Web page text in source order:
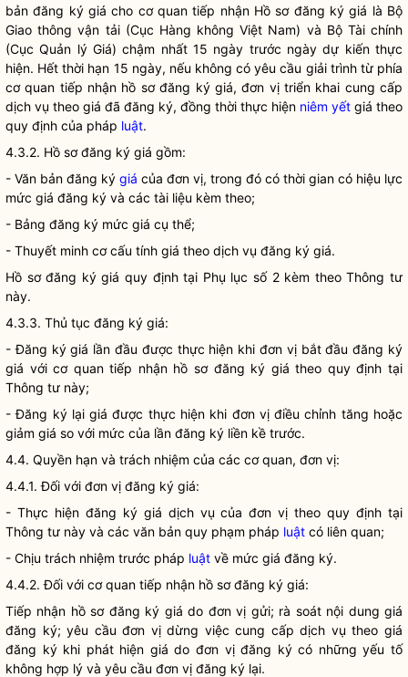
bản đăng ký giá cho cơ quan tiếp nhận Hồ sơ đăng kýgiá là Bộ
Giao thông vận tải (Cục Hàng không Việt Nam) và Bộ Tài chính
(Cục Quản lý Giá) chậm nhất 15 ngày trước ngày dự kiến thực
hiện. Hết thời hạn 15 ngày, nếu không có yêu cầu giải trình từ phía
cơ quan tiếp nhận hồ sơ đăng ký giá, đơn vị triển khai cung cấp
dịch vụ theo giá đã đăng ký, đồng thời thực hiện niêm yết giá theo
quy định của pháp luật.
4.3.2. Hồ sơ đăng ký giá gồm:
- Văn bản đăng ký giá của đơn vị, trong đó có thời gian có hiệu lực
mức giá đăng ký và các tài liệu kèm theo;
- Bảng đăng ký mức giá cụ thể;
- Thuyết minh cơ cấu tính giá theo dịch vụ đăng ký giá.
Hồ sơ đăng ký giá quy định tại Phụ lục số 2 kèm theo Thông tư
này.
4.3.3. Thủ tục đăng ký giá:
- Đăng kýgiá lần đầu được thực hiện khi đơn vị bắt đầu đăng ký
giá với cơ quan tiếp nhận hồ sơ đăng ký giá theo quy định tại
Thông tư này;
- Đăng ký lại giá được thực hiện khi đơn vị điều chỉnh tăng hoặc
giảm giá so với mức của lần đăng ký liền kề trước.
4.4. Quyền hạn và trách nhiệm của các cơ quan, đơn vị:
4.4.1. Đối với đơn vị đăng ký giá:
- Thực hiện đăng ký giá dịch vụ của đơn vị theo quy định tại
Thông tư này và các văn bản quy phạm pháp luật có liên quan;
- Chịu trách nhiệm trước pháp luật về mức giá đăng ký.
4.4.2. Đối với cơ quan tiếp nhận hồ sơ đăng ký giá:
Tiếp nhận hồ sơ đăng ký giá do đơn vị gửi; rà soát nội dunggiá
đăng ký; yêu cầu đơn vị dừng việc cung cấp dịch vụ theo giá
đăng ký khi phát hiện giá do đơn vị đăng ký có những yếu tố
không hợp lý và yêu cầu đơn vị đăng ký lại.